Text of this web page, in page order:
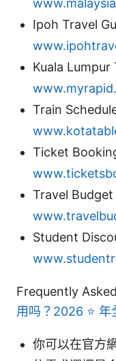
Ipoh Travel
Kuala Lumpur
Train
Ticket
Travel
Student
Frequently
用吗？2026 ⭐
你可以在官方